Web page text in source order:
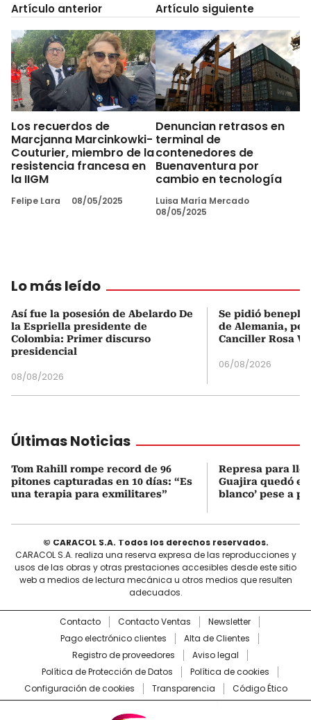
Artículo anterior
Los recuerdos de
Marcjanna Marcinkowki-
Couturier, miembro de la
resistencia francesa en
la IIGM
Felipe Lara 08/05/2025
Artículo siguiente
Denuncian retrasos en
terminal de
contenedores de
Buenaventura por
cambio en tecnología
Luisa María Mercado
08/05/2025
Lo más leído
Así fue la posesión de Abelardo De
la Espriella presidente de
Colombia: Primer discurso
presidencial
08/08/2026
Se pidió
de Alemania,
Canciller Rosa
06/08/2026
Últimas Noticias
Tom Rahill rompe record de 96
pitones capturadas en 10 días: “Es
una terapia para exmilitares”
Represa para
Guajira quedó en
blanco’ pese a
© CARACOL S.A. Todos los derechos reservados.
CARACOL S.A. realiza una reserva expresa de las reproducciones y
usos de las obras y otras prestaciones accesibles desde este sitio
web a medios de lectura mecánica u otros medios que resulten
adecuados.
Contacto Contacto Ventas
Newsletter
Pago electrónico clientes
Alta de Clientes
Registro de proveedores
Aviso legal
Política de Protección de Datos
Política de cookies
Configuración de cookies
Transparencia Código Ético